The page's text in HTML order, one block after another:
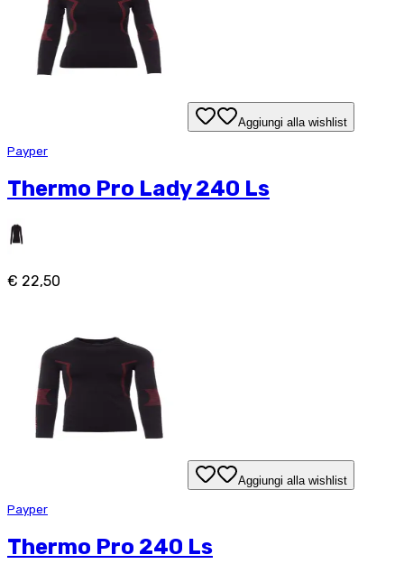
Aggiungi alla wishlist
Payper
Thermo Pro Lady 240 Ls
€ 22,50
Aggiungi alla wishlist
Payper
Thermo Pro 240 Ls